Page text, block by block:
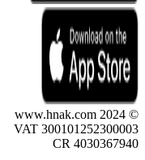
© 2024 www.hnak.com
VAT 300101252300003
CR 4030367940